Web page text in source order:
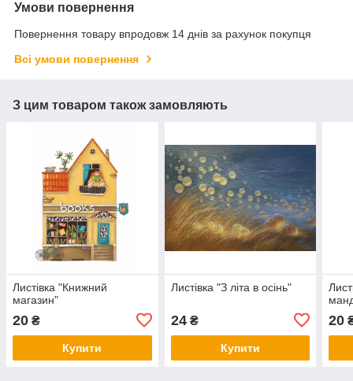
Умови повернення
Повернення товару впродовж 14 днів за рахунок покупця
Всі умови повернення
З цим товаром також замовляють
Листівка "Книжний
магазин"
20 ₴
Купити
Листівка "З літа в осінь"
24₴
Купити
20